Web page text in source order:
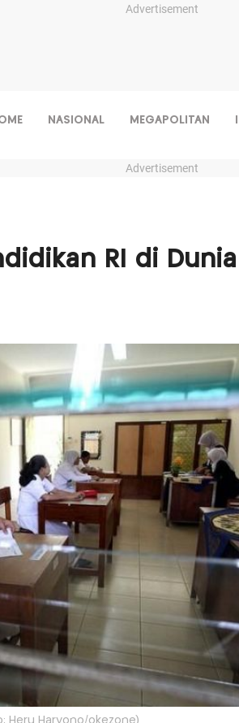
Advertisement
NASIONAL MEGAPOLITAN
Advertisement
RI di Dunia